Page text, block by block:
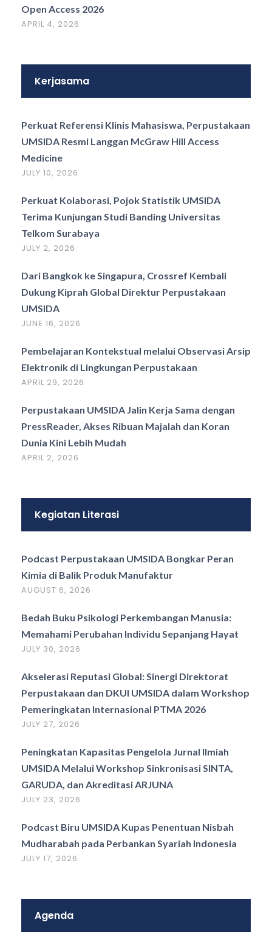
Open Access 2026
APRIL 4, 2026
Kerjasama
Perkuat Referensi Klinis Mahasiswa, Perpustakaan
UMSIDA Resmi Langgan McGraw Hill Access
Medicine
JULY 10, 2026
Perkuat Kolaborasi, Pojok Statistik UMSIDA
Terima Kunjungan Studi Banding Universitas
Telkom Surabaya
JULY 2, 2026
Dari Bangkok ke Singapura, Crossref Kembali
Dukung Kiprah Global Direktur Perpustakaan
UMSIDA
JUNE 16, 2026
Pembelajaran Kontekstual melalui Observasi Arsip
Elektronik di Lingkungan Perpustakaan
APRIL 29, 2026
Perpustakaan UMSIDA Jalin Kerja Sama dengan
PressReader, Akses Ribuan Majalah dan Koran
Dunia Kini Lebih Mudah
APRIL 2, 2026
Kegiatan Literasi
Podcast Perpustakaan UMSIDA Bongkar Peran
Kimia di Balik Produk Manufaktur
AUGUST 6, 2026
Bedah Buku Psikologi Perkembangan Manusia:
Memahami Perubahan Individu Sepanjang Hayat
JULY 30, 2026
Akselerasi Reputasi Global: Sinergi Direktorat
Perpustakaan dan DKUI UMSIDA dalam Workshop
Pemeringkatan Internasional PTMA 2026
JULY 27, 2026
Peningkatan Kapasitas Pengelola Jurnal Ilmiah
UMSIDA Melalui Workshop Sinkronisasi SINTA,
GARUDA, dan Akreditasi ARJUNA
JULY 23, 2026
Podcast Biru UMSIDA Kupas Penentuan Nisbah
Mudharabah pada Perbankan Syariah Indonesia
JULY 17, 2026
Agenda